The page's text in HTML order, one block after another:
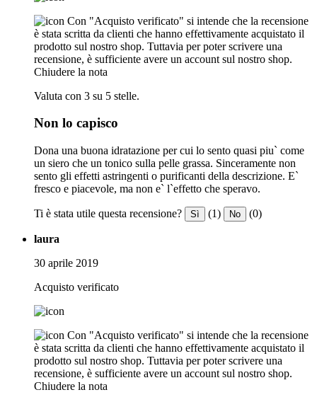
Con "Acquisto verificato" si intende che la recensione
è stata scritta da clienti che hanno effettivamente acquistato il
prodotto sul nostro shop. Tuttavia per poter scrivere una
recensione, è sufficiente avere un account sul nostro shop.
Chiudere la nota
Valuta con 3 su 5 stelle.
Non lo capisco
Dona una buona idratazione per cui lo sento quasi piu` come
un siero che un tonico sulla pelle grassa. Sinceramente non
sento gli effetti astringenti o purificanti della descrizione. E`
fresco e piacevole, ma non e` l`effetto che speravo.
Ti è stata utile questa recensione? Sì (1) No (0)
laura
30 aprile 2019
Acquisto verificato
Con "Acquisto verificato" si intende che la recensione
è stata scritta da clienti che hanno effettivamente acquistato il
prodotto sul nostro shop. Tuttavia per poter scrivere una
recensione, è sufficiente avere un account sul nostro shop.
Chiudere la nota